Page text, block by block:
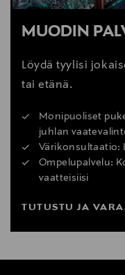
MUODIN
Löydä tyylisi
tai etänä.
Monipuoliset
juhlan
Värikonsultaatio:
Ompelupalvelu:
vaatteisiisi
TUTUSTU JA